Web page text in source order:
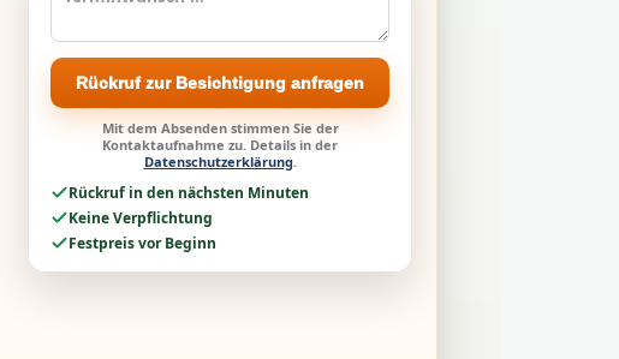
Rückruf zur Besichtigung anfragen
Mit dem Absenden stimmen Sie der
Kontaktaufnahme zu. Details in der
Datenschutzerklärung.
Rückruf in den nächsten Minuten
Keine Verpflichtung
Festpreis vor Beginn